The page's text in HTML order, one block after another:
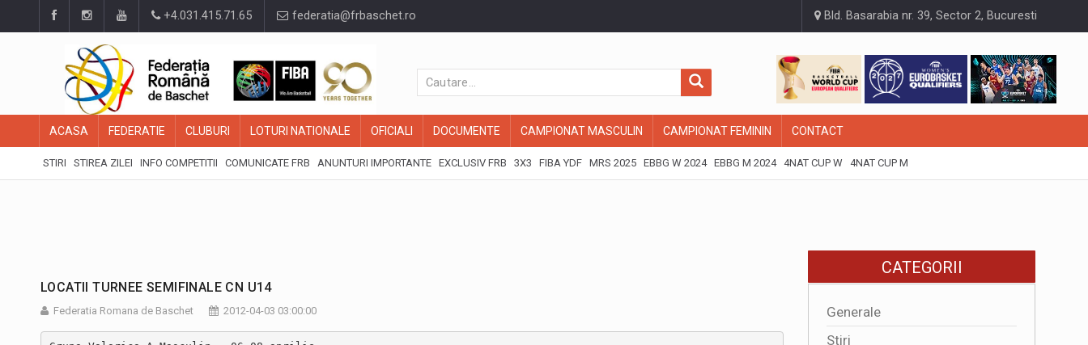
+4.031.415.71.65 federatia@frbaschet.ro Bld. Basarabia nr. 39, Sector 2, Bucuresti
ACASA FEDERATIE CLUBURI LOTURI NATIONALE OFICIALI DOCUMENTE CAMPIONAT MASCULIN CAMPIONAT FEMININ CONTACT
STIRI STIREA ZILEI INFO COMPETITII COMUNICATE FRB ANUNTURI IMPORTANTE EXCLUSIV FRB 3X3 FIBA YDF MRS 2025 EBBG W 2024 EBBG M 2024 4NAT CUP W 4NAT CUP M
LOCATII TURNEE SEMIFINALE CN U14
Federatia Romana de Baschet 2012-04-03 03:00:00
CATEGORII
Generale
Stiri